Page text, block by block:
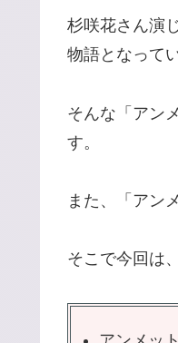
杉咲花さん演
物語となって
そんな「アン
す。
また、「アン
そこで今回は